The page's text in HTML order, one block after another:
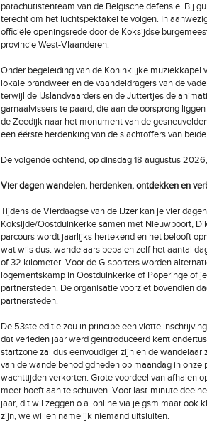
parachutistenteam van de Belgische defensie. Bij
terecht om het luchtspektakel te volgen. In
officiële openingsrede door de Koksijdse
provincie West-Vlaanderen.
Onder begeleiding van de Koninklijke muziekkapel
lokale brandweer en de vaandeldragers van de
terwijl de IJslandvaarders en de Juttertjes de
garnaalvissers te paard, die aan de oorsprong
de Zeedijk naar het monument van de
een éérste herdenking van de slachtoffers van
De volgende ochtend, op dinsdag 18 augustus
Vier dagen wandelen, herdenken, ontdekken en
Tijdens de Vierdaagse van de IJzer kan je vier
Koksijde/Oostduinkerke samen met Nieuwpoort,
parcours wordt jaarlijks hertekend en het belooft
wat wils dus: wandelaars bepalen zelf het aantal
of 32 kilometer. Voor de G-sporters worden
logementskamp in Oostduinkerke of Poperinge of
partnersteden. De organisatie voorziet bovendien
partnersteden.
De 53ste editie zou in principe een vlotte
dat verleden jaar werd geïntroduceerd kent
startzone zal dus eenvoudiger zijn en de
van de wandelbenodigdheden op maandag in
wachttijden verkorten. Grote voordeel van afhalen
meer hoeft aan te schuiven. Voor last-minute
jaar, dit wil zeggen o.a. online via je gsm maar ook
zijn, we willen namelijk niemand uitsluiten.